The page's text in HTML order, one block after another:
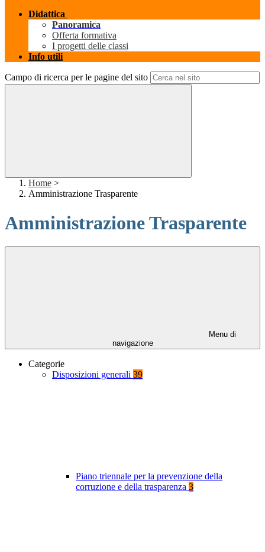
Didattica
Panoramica
Offerta formativa
I progetti delle classi
Info utili
Campo di ricerca per le pagine del sito
Home >
Amministrazione Trasparente
Amministrazione Trasparente
Menu di
navigazione
Categorie
Disposizioni generali 39
Piano triennale per la prevenzione della
corruzione e della trasparenza 3